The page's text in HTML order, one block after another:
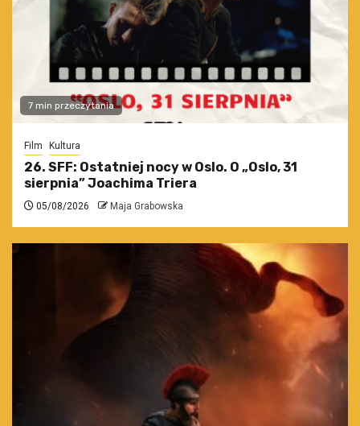
7 min przeczytania
Film Kultura
26. SFF: Ostatniej nocy w Oslo. O „Oslo, 31
sierpnia” Joachima Triera
05/08/2026 Maja Grabowska